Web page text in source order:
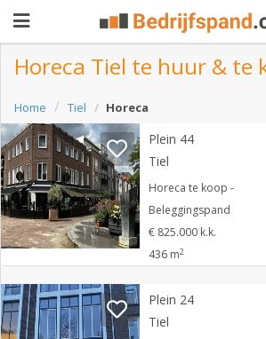
Pand
aanbieden
Pand
zoeken
Waarom
adverteren
Premium
Blog
Horeca Tiel te huur & te
Home Tiel Horeca
Plein 44
Tiel
Horeca te koop -
Beleggingspand
€ 825.000 k.k.
436 m2
Plein 24
Tiel